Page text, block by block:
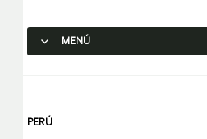
MENÚ
PERÚ